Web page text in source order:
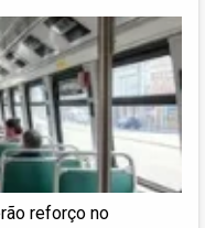
reforço no